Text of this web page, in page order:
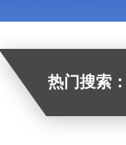
热门搜索：